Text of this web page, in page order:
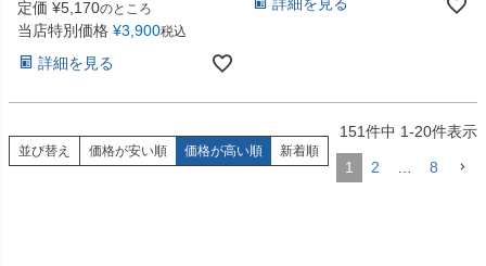
定価 ¥5,170のところ
当店特別価格 ¥3,900税込
詳細を見る
詳細を見る
並び替え 価格が安い順 価格が高い順 新着順
151件中 1-20件表示
1 2 8